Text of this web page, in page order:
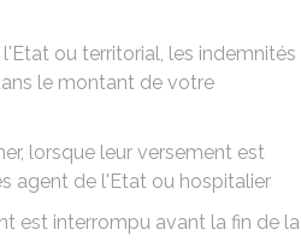
ou territorial, les indemnités
le montant de votre
lorsque leur versement est
agent de l'Etat ou hospitalier
est interrompu avant la fin de la